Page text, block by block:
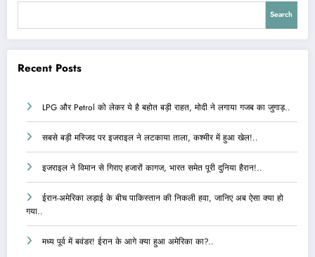
Search
Recent Posts
LPG और Petrol को लेकर ये है बहोत बड़ी राहत, मोदी ने लगाया गजब का जुगाड़..
सबसे बड़ी मस्जिद पर इजराइल ने लटकाया ताला, कश्मीर में हुआ खेल!..
इजराइल ने विमान से गिराए हजारों कागज, भारत समेत पूरी दुनिया हैरान!..
ईरान-अमेरिका लड़ाई के बीच पाकिस्तान की निकली हवा, जानिए अब ऐसा क्या हो
गया..
मध्य पूर्व में बवंडर! ईरान के आगे क्या हुआ अमेरिका का?..